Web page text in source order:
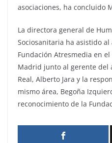
asociaciones, ha concluido
La directora general de
Sociosanitaria ha asistido
Fundación Atresmedia en
Madrid junto al gerente del
Real, Alberto Jara y la
mismo área, Begoña
reconocimiento de la